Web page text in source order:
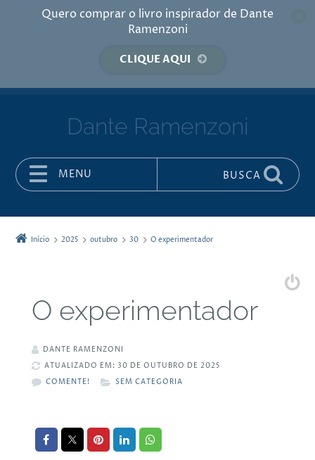
Quero comprar o livro inspirador de Dante
Ramenzoni
CLIQUE AQUI
Dante Ramenzoni
MENU BUSCA
Início 2025 outubro 30 O experimentador
O experimentador
DANTE RAMENZONI
ATUALIZADO EM: 30 DE OUTUBRO DE 2025
COMENTE!
SEM CATEGORIA